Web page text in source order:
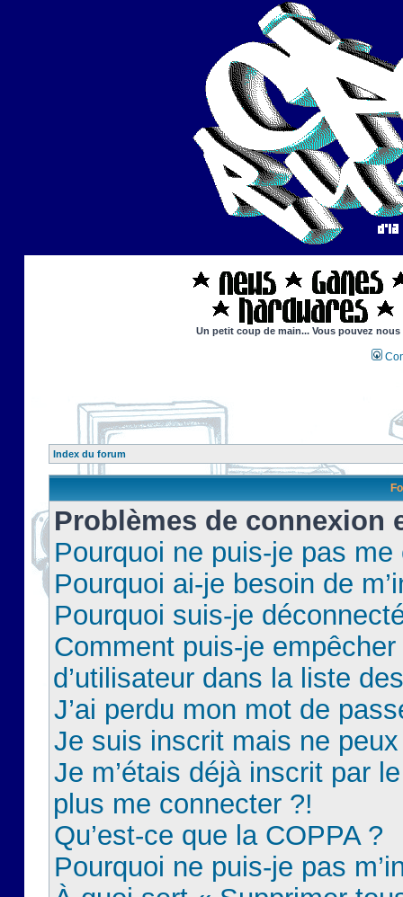
Un petit coup de main... Vous pouvez
Index du forum
Problèmes de connexion
Pourquoi ne puis-je pas
Pourquoi ai-je besoin de
Pourquoi suis-je
Comment puis-je
d’utilisateur dans la liste
J’ai perdu mon mot de
Je suis inscrit mais ne
Je m’étais déjà inscrit par
plus me connecter ?!
Qu’est-ce que la COPPA ?
Pourquoi ne puis-je pas